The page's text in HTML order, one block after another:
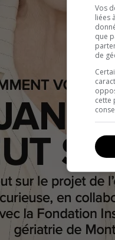
Vos
liées
que
de
cette